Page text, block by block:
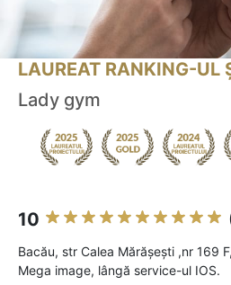
LAUREAT RANKING-UL
Lady gym
10
Bacău, str Calea Mărășești ,nr 169
Mega image, lângă service-ul IOS.